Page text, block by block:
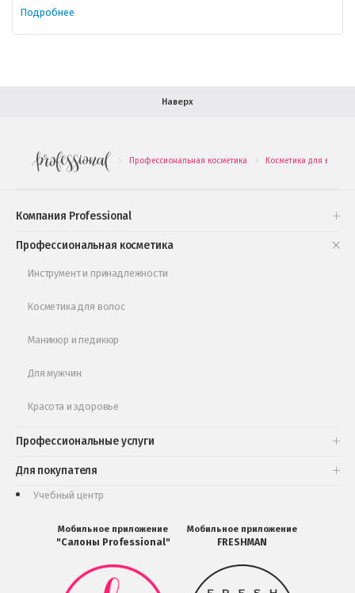
Подробнее
Наверх
. Профессиональная косметика . Косметика для волос
Компания Professional
Форма обратной связи
Профессиональная косметика
Инструмент и принадлежности
Косметика для волос
Маникюр и педикюр
Для мужчин
Красота и здоровье
Профессиональные услуги
Для покупателя
Подарочные наборы
Обучающее видео
Учебный центр
Мобильное приложение
"Салоны Professional"
Мобильное
приложение
Мобильное приложение
FRESHMAN
Мобильное
приложение